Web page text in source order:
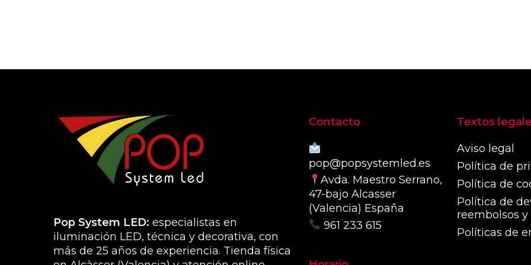
Pop System LED: especialistas en
iluminación LED, técnica y decorativa, con
más de 25 años de experiencia. Tienda física
Contacto
pop@popsystemled.es
Avda. Maestro Serrano,
47-bajo Alcasser
(Valencia) España
961 233 615
Textos
Aviso legal
Política de
Política de
Política de
reembolsos
Políticas de